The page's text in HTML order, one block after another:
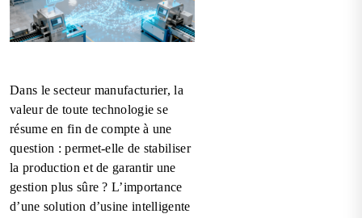
Dans le secteur manufacturier, la
valeur de toute technologie se
résume en fin de compte à une
question : permet-elle de stabiliser
la production et de garantir une
gestion plus sûre ? L’importance
d’une solution d’usine intelligente